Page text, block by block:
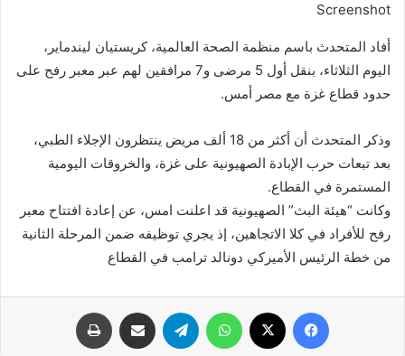
Screenshot
أفاد المتحدث باسم منظمة الصحة العالمية، كريستيان ليندماير،
اليوم الثلاثاء، بنقل أول 5 مرضى و7 مرافقين لهم عبر معبر رفح على
حدود قطاع غزة مع مصر أمس.
وذكر المتحدث أن أكثر من 18 ألف مريض ينتظرون الإجلاء الطبي،
بعد تبعات حرب الإبادة الصهيونية على غزة، والخروقات اليومية
المستمرة في القطاع.
وكانت “هيئة البث” الصهيونية قد اعلنت امس، عن إعادة افتتاح معبر
رفح للأفراد في كلا الاتجاهين، إذ يجري توظيفه ضمن المرحلة الثانية
من خطة الرئيس الأميركي دونالد ترامب في القطاع
فيسبوك واتساب تيلقرام مشاركة عبر البريد